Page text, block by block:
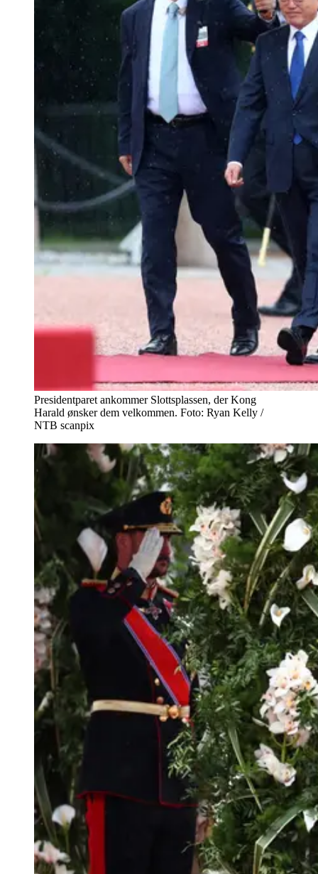
Presidentparet ankommer Slottsplassen, der Kong
Harald ønsker dem velkommen. Foto: Ryan Kelly /
NTB scanpix